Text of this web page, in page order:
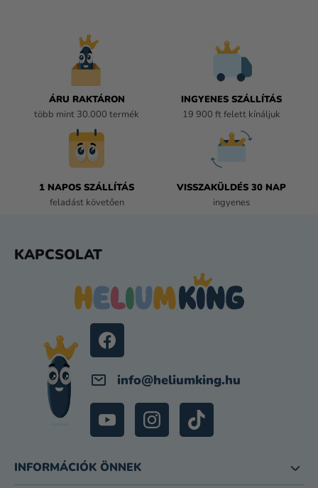
ÁRU RAKTÁRON
több mint 30.000 termék
INGYENES SZÁLLÍTÁS
19 900 ft felett kínáljuk
1 NAPOS SZÁLLÍTÁS
feladást követően
VISSZAKÜLDÉS 30 NAP
ingyenes
KAPCSOLAT
info@heliumking.hu
INFORMÁCIÓK ÖNNEK